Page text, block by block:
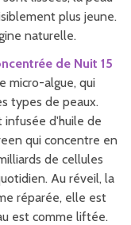
plus jeune.
naturelle.
de Nuit 15
micro-algue, qui
types de peaux.
d'huile de
qui concentre en
de cellules
Au réveil, la
réparée, elle est
est comme liftée.